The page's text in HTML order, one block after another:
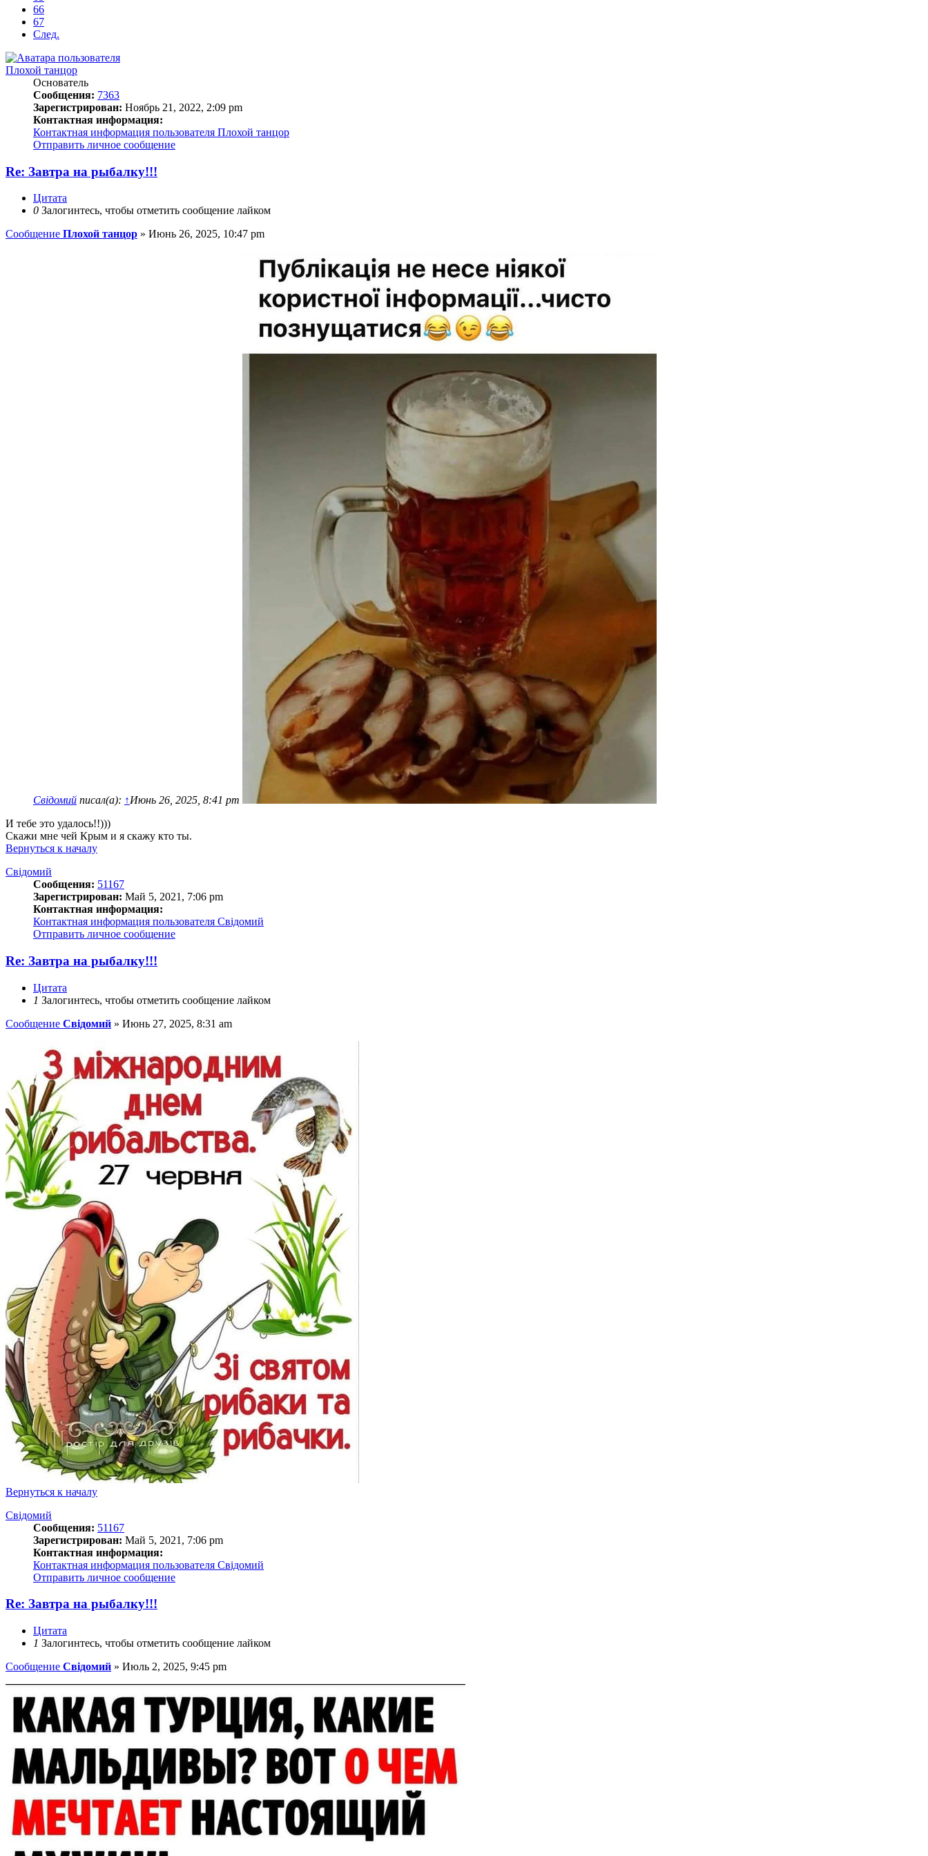
66
67
След.
Плохой танцор
Основатель
Сообщения: 7363
Зарегистрирован: Ноябрь 21, 2022, 2:09 pm
Контактная информация:
Контактная информация пользователя Плохой танцор
Отправить личное сообщение
Re: Завтра на рыбалку!!!
Цитата
0 Залогинтесь, чтобы отметить сообщение лайком
Сообщение Плохой танцор » Июнь 26, 2025, 10:47 pm
Свідомий писал(а): ↑Июнь 26, 2025, 8:41 pm
И тебе это удалось!!)))
Скажи мне чей Крым и я скажу кто ты.
Вернуться к началу
Свідомий
Сообщения: 51167
Зарегистрирован: Май 5, 2021, 7:06 pm
Контактная информация:
Контактная информация пользователя Свідомий
Отправить личное сообщение
Re: Завтра на рыбалку!!!
Цитата
1 Залогинтесь, чтобы отметить сообщение лайком
Сообщение Свідомий » Июнь 27, 2025, 8:31 am
Вернуться к началу
Свідомий
Сообщения: 51167
Зарегистрирован: Май 5, 2021, 7:06 pm
Контактная информация:
Контактная информация пользователя Свідомий
Отправить личное сообщение
Re: Завтра на рыбалку!!!
Цитата
1 Залогинтесь, чтобы отметить сообщение лайком
Сообщение Свідомий » Июль 2, 2025, 9:45 pm